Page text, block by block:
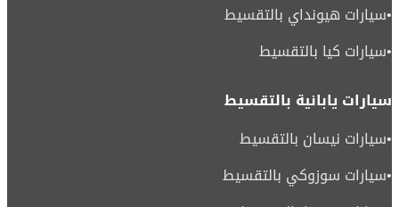
•سيارات هيونداي بالتقسيط
•سيارات كيا بالتقسيط
سيارات يابانية بالتقسيط
•سيارات نيسان بالتقسيط
•سيارات سوزوكي بالتقسيط